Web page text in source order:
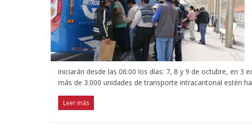
iniciarán desde las 06:00 los días: 7, 8 y 9 de octubre, en
más de 3.000 unidades de transporte intracantonal estén
Leer más